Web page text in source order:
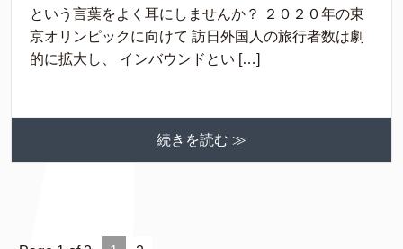
という言葉をよく耳にしませんか？ ２０２０年の東
京オリンピックに向けて 訪日外国人の旅行者数は劇
的に拡大し、 インバウンドとい […]
続きを読む ≫